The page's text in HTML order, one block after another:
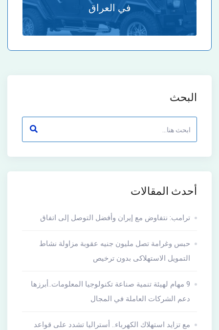
في العراق
البحث
أحدث المقالات
ترامب: نتفاوض مع إيران وأفضل التوصل إلى اتفاق
حبس وغرامة تصل مليون جنيه عقوبة مزاولة نشاط
التمويل الاستهلاكى بدون ترخيص
9 مهام لهيئة تنمية صناعة تكنولوجيا المعلومات..أبرزها
دعم الشركات العاملة في المجال
مع تزايد استهلاك الكهرباء.. أستراليا تشدد على قواعد